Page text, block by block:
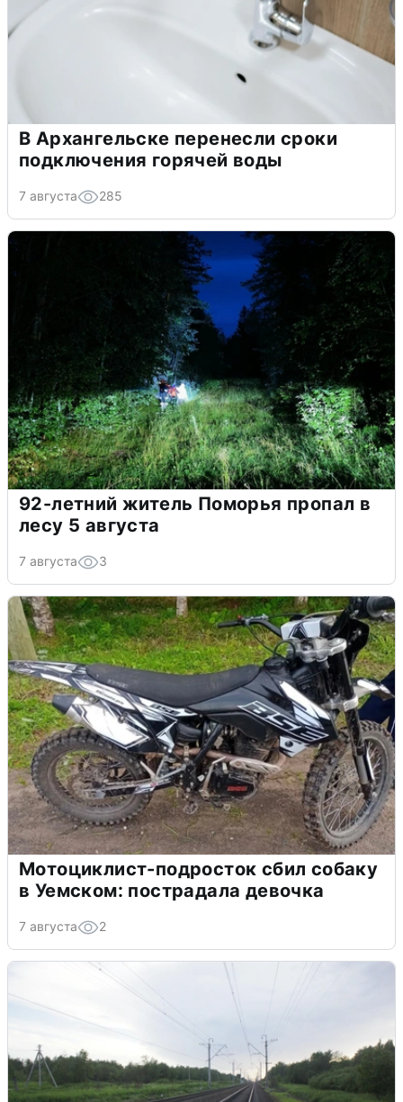
В Архангельске перенесли сроки
подключения горячей воды
7 августа 285
92-летний житель Поморья пропал в
лесу 5 августа
7 августа 3
Мотоциклист-подросток сбил собаку
в Уемском: пострадала девочка
7 августа 2